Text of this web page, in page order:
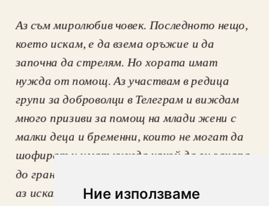
Ние използваме
Aз съм миролюбив човек. Последното нещо,
което искам, е да взема оръжие и да
започна да стрелям. Но хората имат
нужда от помощ. Аз участвам в редица
групи за доброволци в Телеграм и виждам
много призиви за помощ на млади жени с
малки деца и бременни, които не могат да
шофират и имат нужда някой да ги закара
до границата. Те имат нужда от помощ. И
аз искам да им помогна.